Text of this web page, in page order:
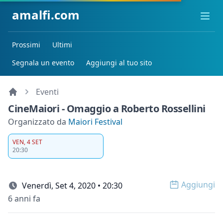
amalfi.com
Prossimi
Ultimi
Segnala un evento
Aggiungi al tuo sito
Eventi
CineMaiori - Omaggio a Roberto Rossellini
Organizzato da Maiori Festival
VEN, 4 SET
20:30
Venerdì, Set 4, 2020 • 20:30 Open
Aggiungi
6 anni fa